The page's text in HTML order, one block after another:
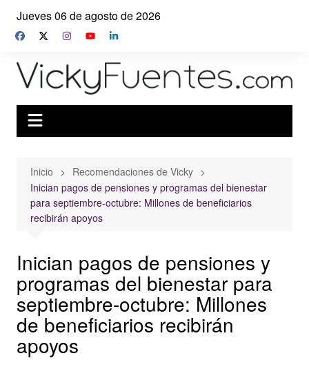
Saltar
contenido
Jueves 06 de agosto de 2026
Inicio
Recomendaciones de Vicky
Inician pagos de pensiones y programas del bienestar
para septiembre-octubre: Millones de beneficiarios
recibirán apoyos
Inician pagos de pensiones y
programas del bienestar para
septiembre-octubre: Millones
de beneficiarios recibirán
apoyos